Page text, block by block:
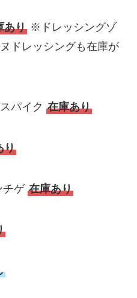
あり ※ドレッシングゾ
ドレッシングも在庫が
スパイク在庫あり
り
チゲ在庫あり